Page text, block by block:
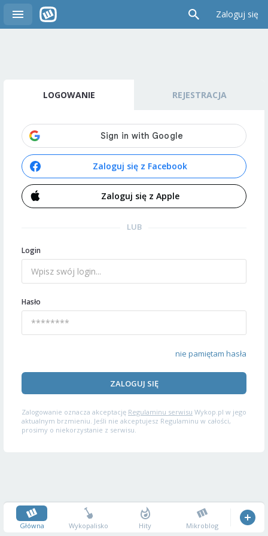
Zaloguj się
LOGOWANIE REJESTRACJA
Zaloguj się z Facebook
Zaloguj się z Apple
LUB
Login
Hasło
nie pamiętam hasła
ZALOGUJ SIĘ
Zalogowanie oznacza akceptację Regulaminu serwisu Wykop.pl w jego
aktualnym brzmieniu. Jeśli nie akceptujesz Regulaminu w całości,
prosimy o niekorzystanie z serwisu.
Główna Wykopalisko Hity Mikroblog